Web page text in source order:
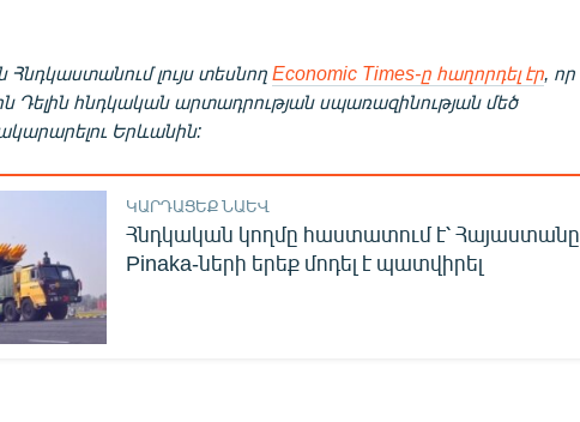
Հնդկաստանում լույս տեսնողEconomic Times-ը հաղորդել էր, որ
Դելին հնդկական արտադրության սպառազինության մեծ
Երևանին:
ԿԱՐԴԱՑԵՔ ՆԱԵՎ
Հնդկական կողմը հաստատում է՝ Հայաստանը
Pinaka-ների երեք մոդել է պատվիրել